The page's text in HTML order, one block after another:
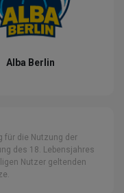
Alba Berlin
für die Nutzung der
des 18. Lebensjahres
Nutzer geltenden